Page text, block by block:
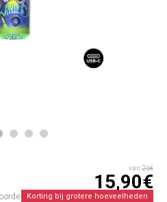
van 26€
15,90€
Korting bij grotere hoeveelheden